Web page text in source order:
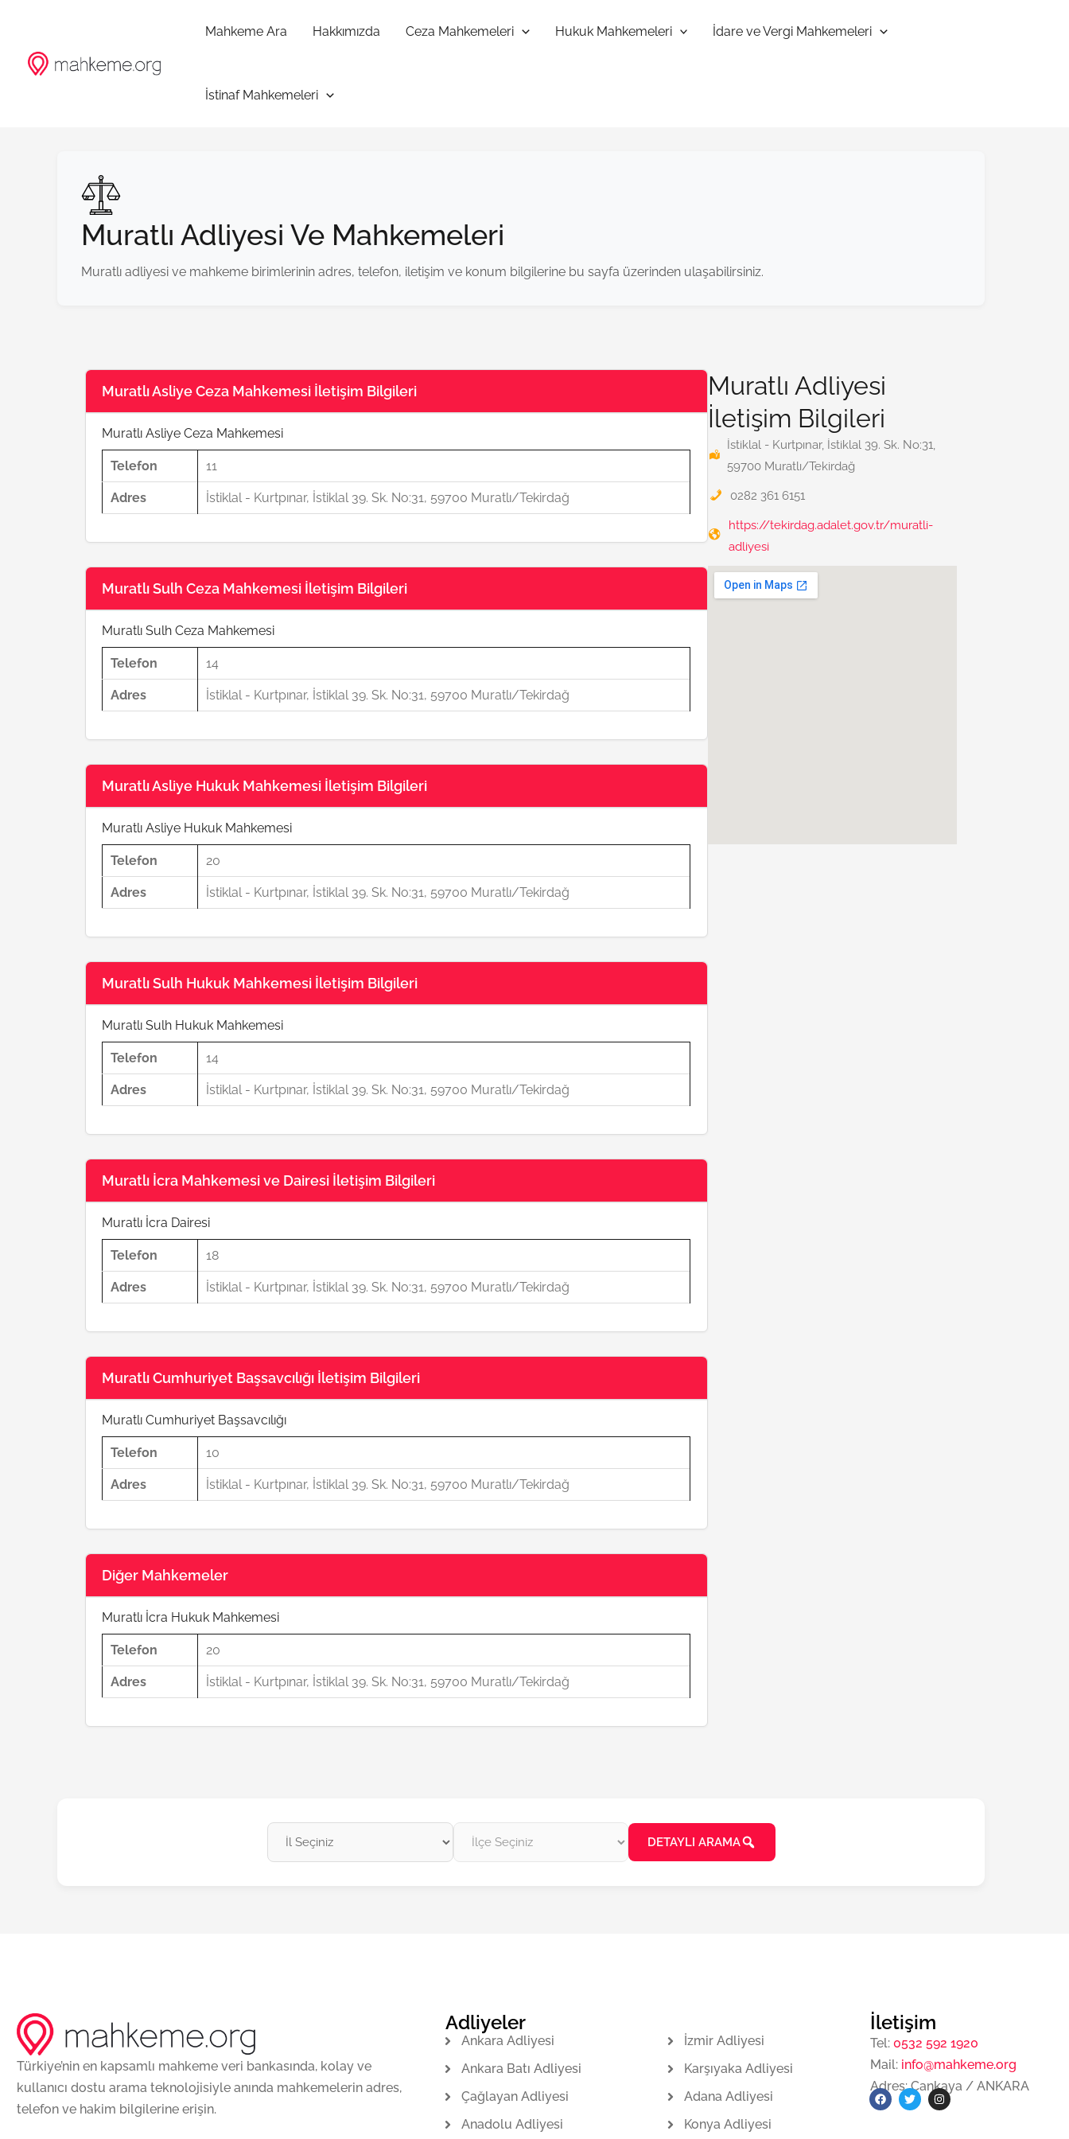
Mahkeme Ara Hakkımızda Ceza Mahkemeleri Hukuk Mahkemeleri İdare ve Vergi Mahkemeleri
İstinaf Mahkemeleri
Muratlı Adliyesi Ve Mahkemeleri
Muratlı adliyesi ve mahkeme birimlerinin adres, telefon, iletişim ve konum bilgilerine bu sayfa üzerinden ulaşabilirsiniz.
Muratlı Asliye Ceza Mahkemesi İletişim Bilgileri
Muratlı Asliye Ceza Mahkemesi
Telefon 11
Adres İstiklal - Kurtpınar, İstiklal 39. Sk. No:31, 59700 Muratlı/Tekirdağ
Muratlı Sulh Ceza Mahkemesi İletişim Bilgileri
Muratlı Sulh Ceza Mahkemesi
Telefon 14
Adres İstiklal - Kurtpınar, İstiklal 39. Sk. No:31, 59700 Muratlı/Tekirdağ
Muratlı Asliye Hukuk Mahkemesi İletişim Bilgileri
Muratlı Asliye Hukuk Mahkemesi
Telefon 20
Adres İstiklal - Kurtpınar, İstiklal 39. Sk. No:31, 59700 Muratlı/Tekirdağ
Muratlı Sulh Hukuk Mahkemesi İletişim Bilgileri
Muratlı Sulh Hukuk Mahkemesi
Telefon 14
Adres İstiklal - Kurtpınar, İstiklal 39. Sk. No:31, 59700 Muratlı/Tekirdağ
Muratlı İcra Mahkemesi ve Dairesi İletişim Bilgileri
Muratlı İcra Dairesi
Telefon 18
Adres İstiklal - Kurtpınar, İstiklal 39. Sk. No:31, 59700 Muratlı/Tekirdağ
Muratlı Cumhuriyet Başsavcılığı İletişim Bilgileri
Muratlı Cumhuriyet Başsavcılığı
Telefon 10
Adres İstiklal - Kurtpınar, İstiklal 39. Sk. No:31, 59700 Muratlı/Tekirdağ
Diğer Mahkemeler
Muratlı İcra Hukuk Mahkemesi
Telefon 20
Adres İstiklal - Kurtpınar, İstiklal 39. Sk. No:31, 59700 Muratlı/Tekirdağ
Muratlı Adliyesi
İletişim Bilgileri
İstiklal - Kurtpınar, İstiklal 39. Sk. No:31,
59700 Muratlı/Tekirdağ
0282 361 6151
https://tekirdag.adalet.gov.tr/muratli-
adliyesi
DETAYLI ARAMA
Türkiye’nin en kapsamlı mahkeme veri bankasında, kolay ve
kullanıcı dostu arama teknolojisiyle anında mahkemelerin adres,
telefon ve hakim bilgilerine erişin.
Adliyeler
Ankara Adliyesi
Ankara Batı Adliyesi
Çağlayan Adliyesi
Anadolu Adliyesi
İzmir Adliyesi
Karşıyaka Adliyesi
Adana Adliyesi
Konya Adliyesi
İletişim
Tel: 0532 592 1920
Mail:info@mahkeme.org
Adres: Çankaya / ANKARA
F
T
I